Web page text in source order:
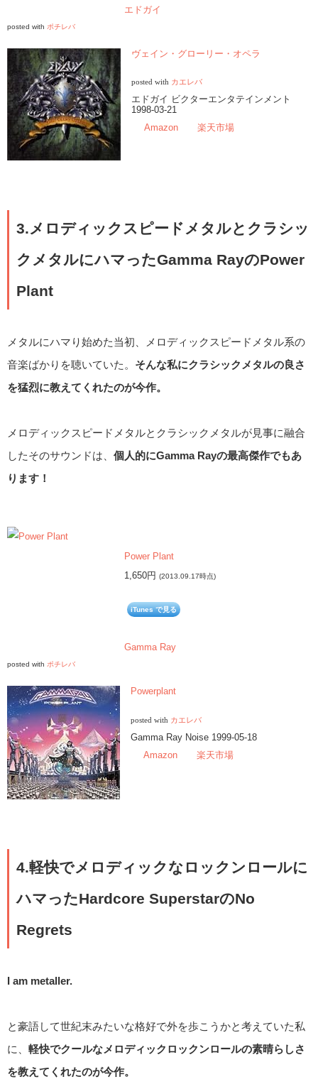
エドガイ
posted with ポチレバ
ヴェイン・グローリー・オペラ
posted with カエレバ
エドガイ ビクターエンタテインメント
1998-03-21
Amazon
楽天市場
3.メロディックスピードメタルとクラシッ
クメタルにハマったGamma RayのPower
Plant
メタルにハマり始めた当初、メロディックスピードメタル系の
音楽ばかりを聴いていた。 そんな私にクラシックメタルの良さ
を猛烈に教えてくれたのが今作。
メロディックスピードメタルとクラシックメタルが見事に融合
したそのサウンドは、 個人的にGamma Rayの最高傑作でもあ
ります！
Power Plant
1,650円 (2013.09.17時点)
iTunes で見る
Gamma Ray
posted with ポチレバ
Powerplant
posted with カエレバ
Gamma Ray Noise 1999-05-18
Amazon
楽天市場
4.軽快でメロディックなロックンロールに
ハマったHardcore SuperstarのNo
Regrets
I am metaller.
と豪語して世紀末みたいな格好で外を歩こうかと考えていた私
に、 軽快でクールなメロディックロックンロールの素晴らしさ
を教えてくれたのが今作。